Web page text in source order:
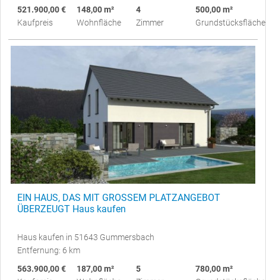
521.900,00 €
Kaufpreis
148,00 m²
Wohnfläche
4
Zimmer
500,00 m²
Grundstücksfläche
EIN HAUS, DAS MIT GROSSEM PLATZANGEBOT
ÜBERZEUGT Haus kaufen
Haus kaufen in 51643 Gummersbach
Entfernung: 6 km
563.900,00 €
187,00 m²
5
780,00 m²